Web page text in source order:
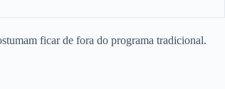
ficar de fora do programa tradicional.